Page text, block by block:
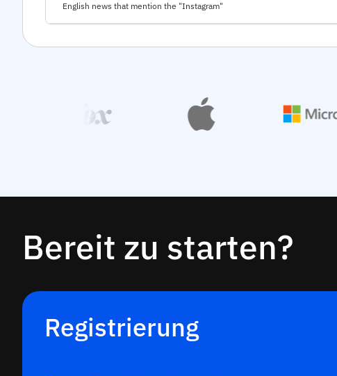
English news that mention the "Instagram"
Bereit zu starten?
Registrierung